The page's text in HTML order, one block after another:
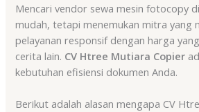
Mencari vendor sewa mesin fotocopy
mudah, tetapi menemukan mitra yang
pelayanan responsif dengan harga
cerita lain. CV Htree Mutiara Copier
kebutuhan efisiensi dokumen Anda.
Berikut adalah alasan mengapa CV